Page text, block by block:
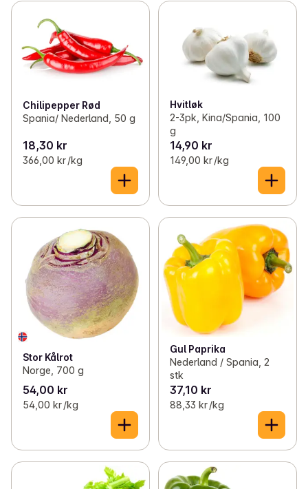
Chilipepper Rød
Spania/ Nederland, 50 g
18,30 kr
366,00 kr /kg
Hvitløk
2-3pk, Kina/Spania, 100
g
14,90 kr
149,00 kr /kg
Stor Kålrot
Norge, 700 g
54,00 kr
54,00 kr /kg
Gul Paprika
Nederland / Spania, 2
stk
37,10 kr
88,33 kr /kg